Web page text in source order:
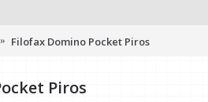
Filofax Domino Pocket Piros
Piros